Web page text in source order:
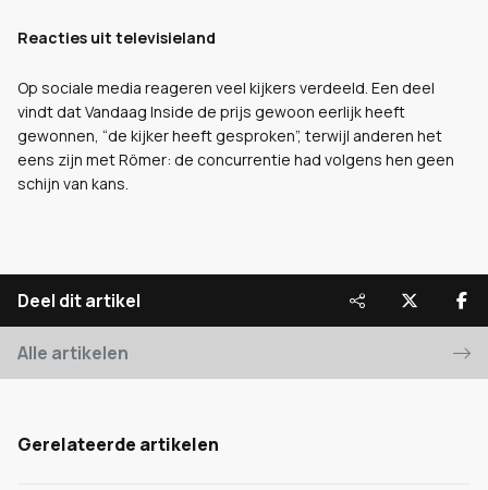
Reacties uit televisieland
Op sociale media reageren veel kijkers verdeeld. Een deel
vindt dat Vandaag Inside de prijs gewoon eerlijk heeft
gewonnen, “de kijker heeft gesproken”, terwijl anderen het
eens zijn met Römer: de concurrentie had volgens hen geen
schijn van kans.
Deel dit artikel
Alle artikelen
Gerelateerde artikelen